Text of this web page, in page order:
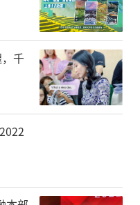
千